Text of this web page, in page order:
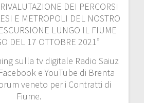
DEI PERCORSI
E METROPOLI DEL NOSTRO
LUNGO IL FIUME
DEL 17 OTTOBRE 2021”
sulla tv digitale Radio Saiuz
e YouTube di Brenta
veneto per i Contratti di
Fiume.